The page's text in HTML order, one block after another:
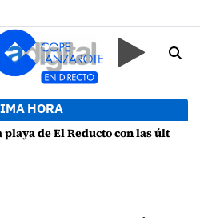
HORA
últimas analíticas mostrando "una buena calidad de las aguas para el baño"